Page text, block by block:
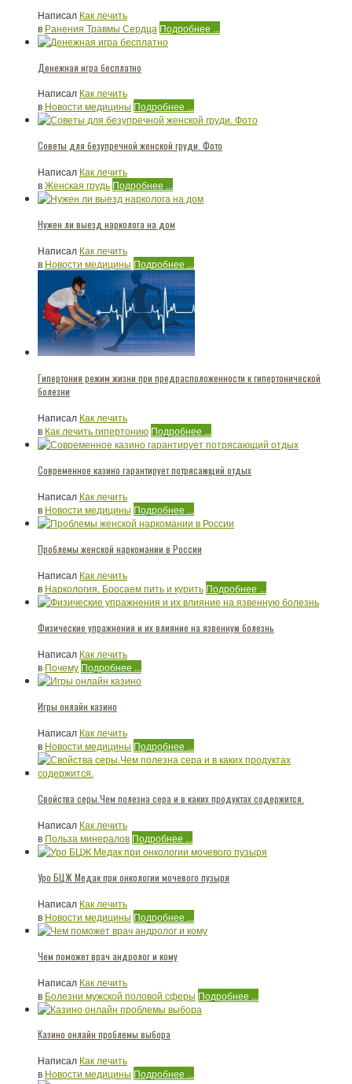
Написал Как лечить
в Ранения Травмы Сердца Подробнее ...
Денежная игра бесплатно
Написал Как лечить
в Новости медицины Подробнее ...
Советы для безупречной женской груди. Фото
Написал Как лечить
вЖенская грудь Подробнее ...
Нужен ли выезд нарколога на дом
Написал Как лечить
в Новости медицины Подробнее ...
Гипертония режим жизни при предрасположенности к гипертонической
болезни
Написал Как лечить
в Как лечить гипертонию Подробнее ...
Современное казино гарантирует потрясающий отдых
Написал Как лечить
в Новости медицины Подробнее ...
Проблемы женской наркомании в России
Написал Как лечить
в Наркология. Бросаем пить и курить Подробнее ...
Физические упражнения и их влияние на язвенную болезнь
Написал Как лечить
в Почему Подробнее ...
Игры онлайн казино
Написал Как лечить
в Новости медицины Подробнее ...
Свойства серы.Чем полезна сера и в каких продуктах содержится.
Написал Как лечить
в Польза минералов Подробнее ...
Уро БЦЖ Медак при онкологии мочевого пузыря
Написал Как лечить
в Новости медицины Подробнее ...
Чем поможет врач андролог и кому
Написал Как лечить
в Болезни мужской половой сферы Подробнее ...
Казино онлайн проблемы выбора
Написал Как лечить
в Новости медицины Подробнее ...